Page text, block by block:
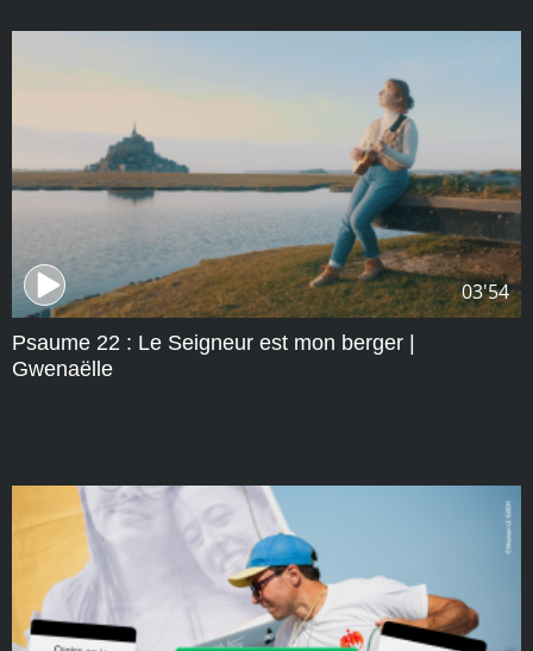
03'54
Psaume 22 : Le Seigneur est mon berger |
Gwenaëlle